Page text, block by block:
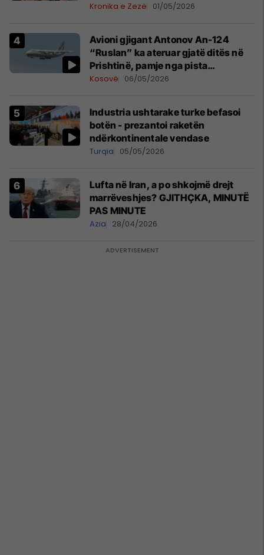
Kronika e Zezë 01/05/2026
Avioni gjigant Antonov An-124
“Ruslan” ka ateruar gjatë ditës në
Prishtinë, pamje nga pista
publikohen edhe në rrjete sociale
Kosovë 06/05/2026
Industria ushtarake turke befasoi
botën - prezantoi raketën
ndërkontinentale vendase
Turqia 05/05/2026
Lufta në Iran, a po shkojmë drejt
marrëveshjes? GJITHÇKA, MINUTË
PAS MINUTE
Azia 28/04/2026